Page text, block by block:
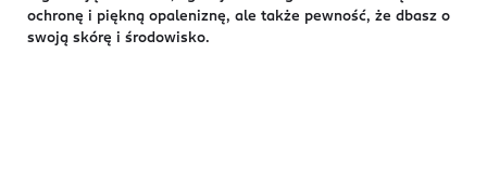
ochronę i piękną opaleniznę, ale także pewność, że dbasz o
swoją skórę i środowisko.